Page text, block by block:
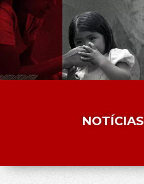
NOTÍCIAS